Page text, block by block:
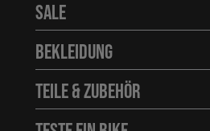
Sale
Bekleidung
Teile & Zubehör